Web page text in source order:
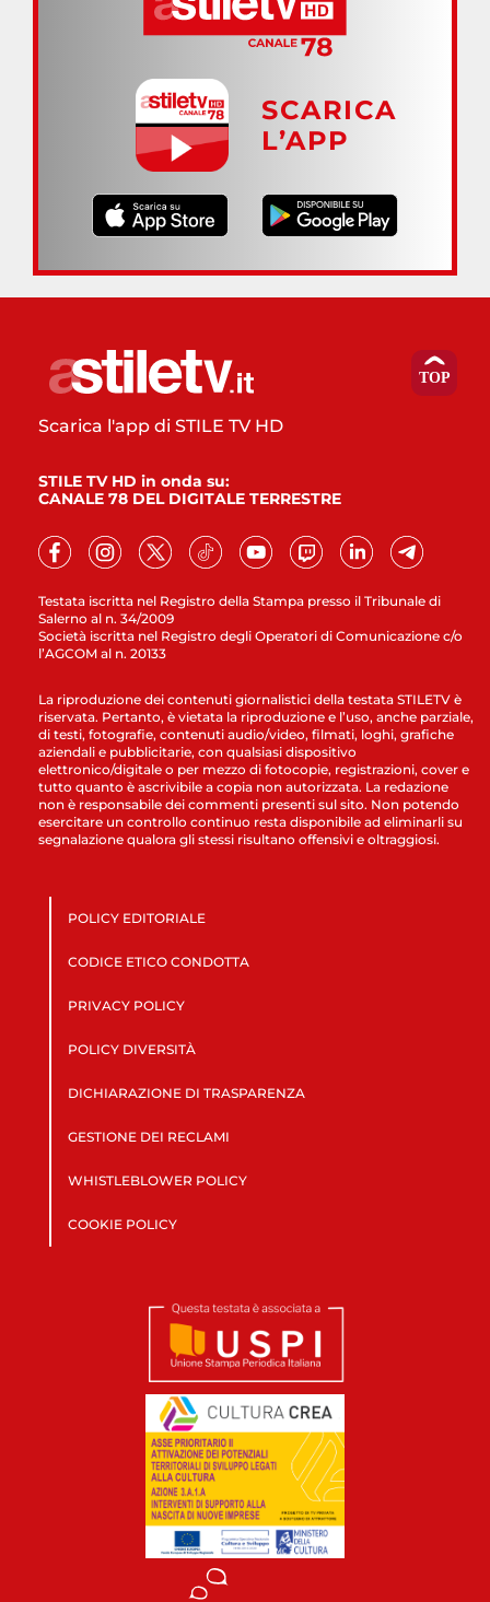
SCARICA
L’APP
Testata iscritta nel Registro della Stampa presso il Tribunale di
Salerno al n. 34/2009
Società iscritta nel Registro degli Operatori di Comunicazione c/o
l’AGCOM al n. 20133
Scarica l'app di STILE TV HD
STILE TV HD in onda su:
CANALE 78 DEL DIGITALE TERRESTRE
La riproduzione dei contenuti giornalistici della testata STILETV è
riservata. Pertanto, è vietata la riproduzione e l’uso, anche parziale,
di testi, fotografie, contenuti audio/video, filmati, loghi, grafiche
aziendali e pubblicitarie, con qualsiasi dispositivo
elettronico/digitale o per mezzo di fotocopie, registrazioni, cover e
tutto quanto è ascrivibile a copia non autorizzata. La redazione
non è responsabile dei commenti presenti sul sito. Non potendo
esercitare un controllo continuo resta disponibile ad eliminarli su
segnalazione qualora gli stessi risultano offensivi e oltraggiosi.
POLICY EDITORIALE
CODICE ETICO CONDOTTA
PRIVACY POLICY
POLICY DIVERSITÀ
DICHIARAZIONE DI TRASPARENZA
GESTIONE DEI RECLAMI
WHISTLEBLOWER POLICY
COOKIE POLICY